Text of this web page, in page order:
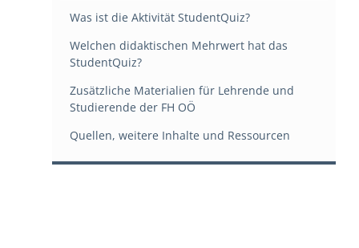
Was ist die Aktivität StudentQuiz?
Welchen didaktischen Mehrwert hat das
StudentQuiz?
Zusätzliche Materialien für Lehrende und
Studierende der FH OÖ
Quellen, weitere Inhalte und Ressourcen